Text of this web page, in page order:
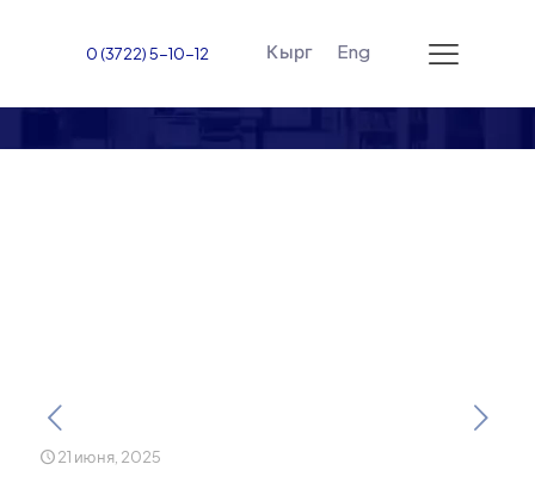
0 (3722) 5-10-12 Кырг Eng
Международный день
21 июня, 2025